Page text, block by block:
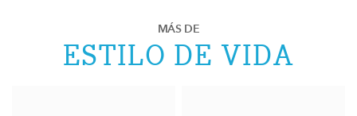
MÁS DE
ESTILO DE VIDA